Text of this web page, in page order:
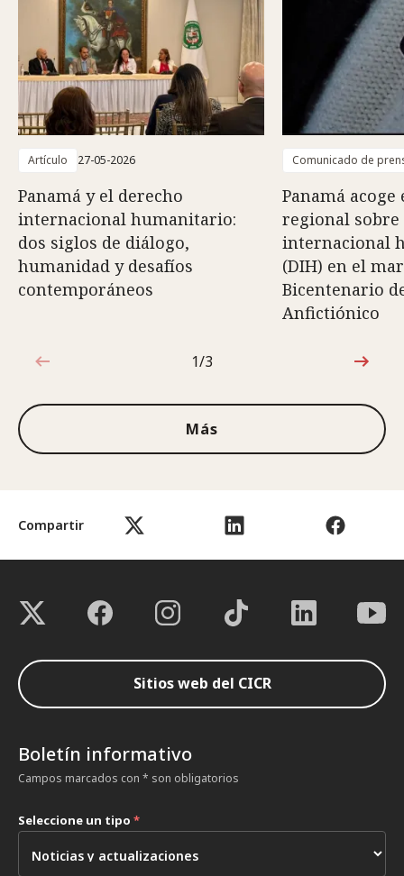
Compartir
Artículo 27-05-2026
Panamá y el derecho
internacional humanitario:
dos siglos de diálogo,
humanidad y desafíos
contemporáneos
Comunicado de
Panamá
regional sobre
internacional
(DIH) en el
Bicentenario
Anfictiónico
1de3
1/3
Más
Sitios web del CICR
Boletín informativo
Campos marcados con * son obligatorios
Seleccione un tipo *